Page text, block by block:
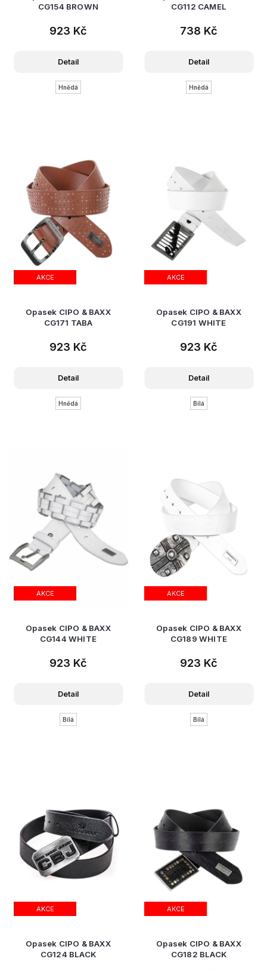
CG154 BROWN
923 Kč
Detail
Hnědá
CG112 CAMEL
738 Kč
Detail
Hnědá
AKCE
Opasek CIPO & BAXX
CG171 TABA
923 Kč
Detail
Hnědá
AKCE
Opasek CIPO & BAXX
CG191 WHITE
923 Kč
Detail
Bílá
AKCE
Opasek CIPO & BAXX
CG144 WHITE
923 Kč
Detail
Bílá
AKCE
Opasek CIPO & BAXX
CG189 WHITE
923 Kč
Detail
Bílá
AKCE
Opasek CIPO & BAXX
CG124 BLACK
AKCE
Opasek CIPO & BAXX
CG182 BLACK